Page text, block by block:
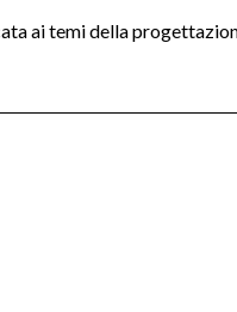
ai temi della